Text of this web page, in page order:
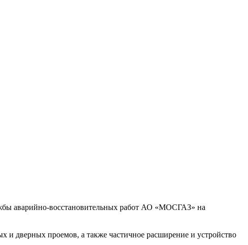
аварийно-восстановительных работ АО «МОСГАЗ» на
и дверных проемов, а также частичное расширение и устройство